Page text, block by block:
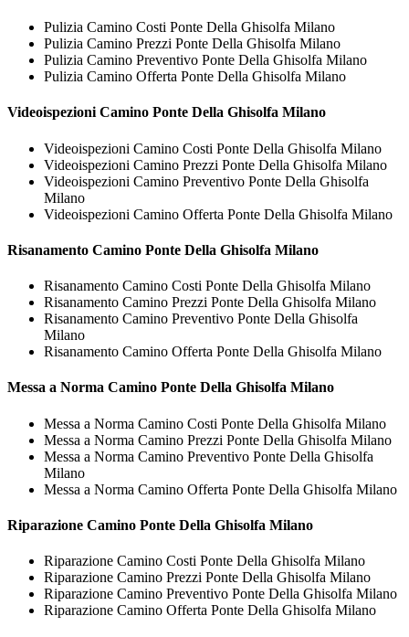
Pulizia Camino Costi Ponte Della Ghisolfa Milano
Pulizia Camino Prezzi Ponte Della Ghisolfa Milano
Pulizia Camino Preventivo Ponte Della Ghisolfa Milano
Pulizia Camino Offerta Ponte Della Ghisolfa Milano
Videoispezioni Camino Ponte Della Ghisolfa Milano
Videoispezioni Camino Costi Ponte Della Ghisolfa Milano
Videoispezioni Camino Prezzi Ponte Della Ghisolfa Milano
Videoispezioni Camino Preventivo Ponte Della Ghisolfa
Milano
Videoispezioni Camino Offerta Ponte Della Ghisolfa Milano
Risanamento Camino Ponte Della Ghisolfa Milano
Risanamento Camino Costi Ponte Della Ghisolfa Milano
Risanamento Camino Prezzi Ponte Della Ghisolfa Milano
Risanamento Camino Preventivo Ponte Della Ghisolfa
Milano
Risanamento Camino Offerta Ponte Della Ghisolfa Milano
Messa a Norma Camino Ponte Della Ghisolfa Milano
Messa a Norma Camino Costi Ponte Della Ghisolfa Milano
Messa a Norma Camino Prezzi Ponte Della Ghisolfa Milano
Messa a Norma Camino Preventivo Ponte Della Ghisolfa
Milano
Messa a Norma Camino Offerta Ponte Della Ghisolfa Milano
Riparazione Camino Ponte Della Ghisolfa Milano
Riparazione Camino Costi Ponte Della Ghisolfa Milano
Riparazione Camino Prezzi Ponte Della Ghisolfa Milano
Riparazione Camino Preventivo Ponte Della Ghisolfa Milano
Riparazione Camino Offerta Ponte Della Ghisolfa Milano